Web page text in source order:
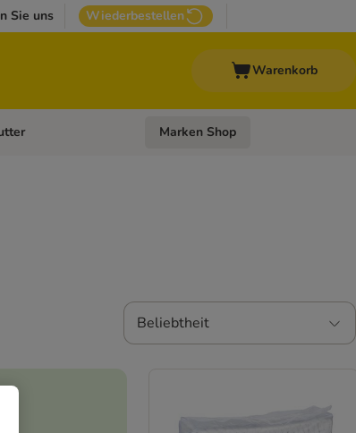
Sie uns Wiederbestellen
Warenkorb
Menü öffnen: Andere HaustiereKategorie-Menü öffnen: Diätfutter
Marken Shop
Beliebtheit